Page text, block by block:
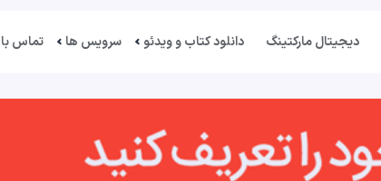
دیجیتال مارکتینگ دانلود کتاب و ویدئو سرویس ها تماس